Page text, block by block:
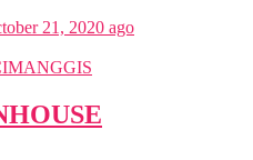
21, 2020 ago